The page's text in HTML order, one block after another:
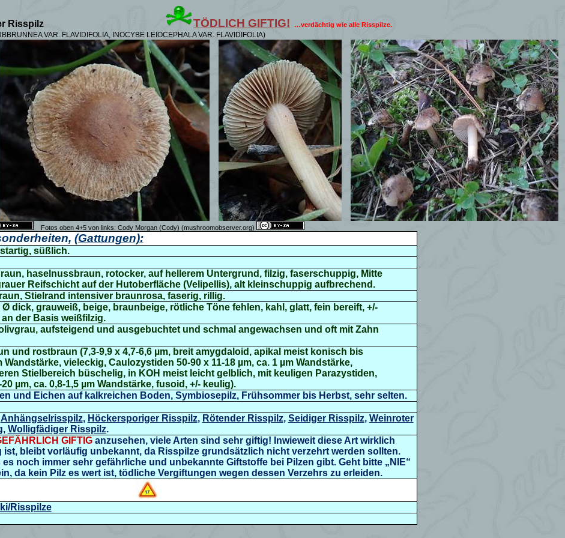
Risspilz TÖDLICH GIFTIG! …verdächtig wie alle Risspilze.
VAR. FLAVIDIFOLIA, INOCYBE LEIOCEPHALA VAR. FLAVIDIFOLIA)
Fotos oben 4+5 von links: Cody Morgan (Cody) (mushroomobserver.org)
(Gattungen):
süßlich.
haselnussbraun, rotocker, auf hellerem Untergrund, filzig, faserschuppig, Mitte
Reifschicht auf der Hutoberfläche (Velipellis), alt kleinschuppig aufbrechend.
Stielrand intensiver braunrosa, faserig, rillig.
Ø dick, grauweiß, beige, braunbeige, rötliche Töne fehlen, kahl, glatt, fein bereift, +/-
der Basis weißfilzig.
aufsteigend und ausgebuchtet und schmal angewachsen und oft mit Zahn
und rostbraun (7,3-9,9 x 4,7-6,6 µm, breit amygdaloid, apikal meist konisch bis
vieleckig, Caulozystiden 50-90 x 11-18 µm, ca. 1 µm Wandstärke,
Stielbereich büschelig, in KOH meist leicht gelblich, mit keuligen Parazystiden,
µm, ca. 0,8-1,5 µm Wandstärke, fusoid, +/- keulig).
und Eichen auf kalkreichen Boden, Symbiosepilz, Frühsommer bis Herbst, sehr selten.
Anhängselrisspilz, Höckersporiger Risspilz, Rötender Risspilz, Seidiger Risspilz, Weinroter
, Wolligfädiger Risspilz.
GIFTIG anzusehen, viele Arten sind sehr giftig! Inwieweit diese Art wirklich
bleibt vorläufig unbekannt, da Risspilze grundsätzlich nicht verzehrt werden sollten.
es noch immer sehr gefährliche und unbekannte Giftstoffe bei Pilzen gibt. Geht bitte „NIE“
da kein Pilz es wert ist, tödliche Vergiftungen wegen dessen Verzehrs zu erleiden.
Risspilze